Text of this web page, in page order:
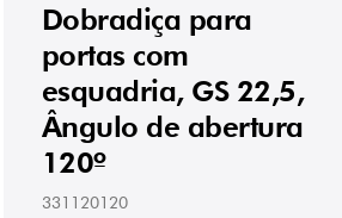
Dobradiça para
portas com
esquadria, GS 22,5,
Ângulo de abertura
120º
331120120